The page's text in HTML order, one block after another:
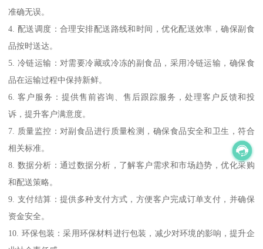
准确无误。
4. 配送调度：合理安排配送路线和时间，优化配送效率，确保副食
品按时送达。
5. 冷链运输：对需要冷藏或冷冻的副食品，采用冷链运输，确保食
品在运输过程中保持新鲜。
6. 客户服务：提供售前咨询、售后跟踪服务，处理客户反馈和投
诉，提升客户满意度。
7. 质量监控：对副食品进行质量检测，确保食品安全和卫生，符合
相关标准。
8. 数据分析：通过数据分析，了解客户需求和市场趋势，优化采购
和配送策略。
9. 支付结算：提供多种支付方式，方便客户完成订单支付，并确保
资金安全。
10. 环保包装：采用环保材料进行包装，减少对环境的影响，提升企